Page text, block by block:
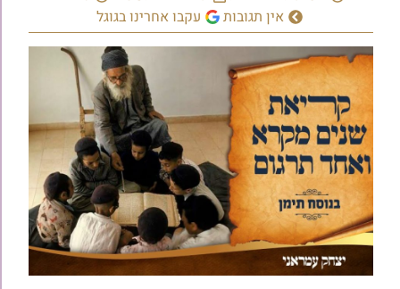
אין תגובות
עקבו אחרינו בגוגל